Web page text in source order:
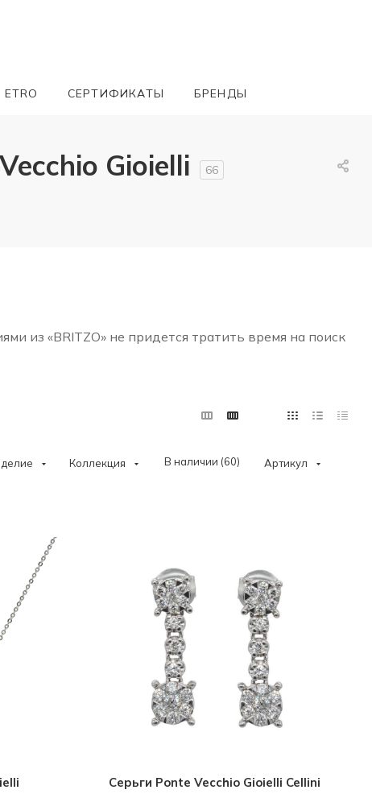
ETRO СЕРТИФИКАТЫ БРЕНДЫ
Gioielli 66
из «BRITZO» не придется тратить время на поиск
Коллекция В наличии (60) Артикул
Серьги Ponte Vecchio Gioielli Cellini